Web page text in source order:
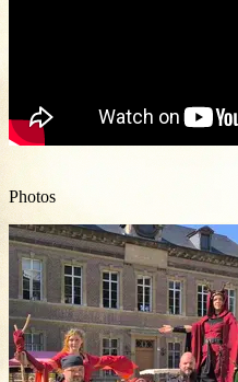
Photos